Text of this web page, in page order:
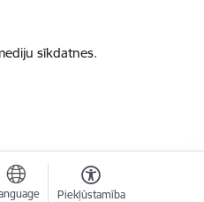
sīkdatnes.
Piekļūstamība